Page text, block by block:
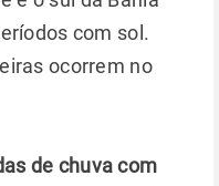
com sol.
ocorrem no
de chuva com